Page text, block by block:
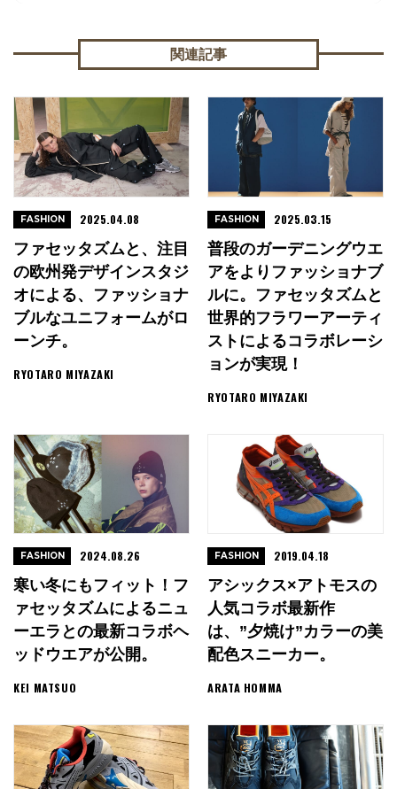
関連記事
ファセッタズムと、注目
の欧州発デザインスタジ
オによる、ファッショナ
ブルなユニフォームがロ
ーンチ。
RYOTARO MIYAZAKI
FASHION 2025.04.08
普段のガーデニングウエ
アをよりファッショナブ
ルに。ファセッタズムと
世界的フラワーアーティ
ストによるコラボレーシ
ョンが実現！
RYOTARO MIYAZAKI
FASHION 2025.03.15
寒い冬にもフィット！フ
ァセッタズムによるニュ
ーエラとの最新コラボヘ
ッドウエアが公開。
KEI MATSUO
FASHION 2024.08.26
アシックス×アトモスの
人気コラボ最新作
は、”夕焼け”カラーの美
配色スニーカー。
ARATA HOMMA
FASHION 2019.04.18